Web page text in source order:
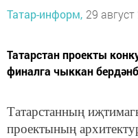
Татар-информ, 29
Татарстан проекты
финалга чыккан
Татарстанның
проектының